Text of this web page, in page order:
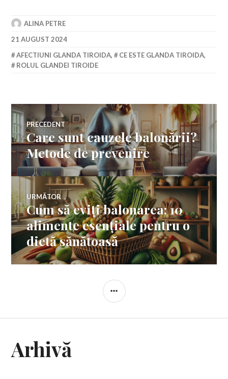
ALINA PETRE
21 AUGUST 2024
AFECTIUNI GLANDA TIROIDA, CE ESTE GLANDA TIROIDA,
ROLUL GLANDEI TIROIDE
Navigare
în
articole
PRECEDENT
Articolul
anterior:
Care sunt cauzele balonării?
Metode de prevenire
URMĂTOR
Articolul
următor:
Cum să eviți balonarea: 10
alimente esențiale pentru o
dietă sănătoasă
BARĂ
Arhivă